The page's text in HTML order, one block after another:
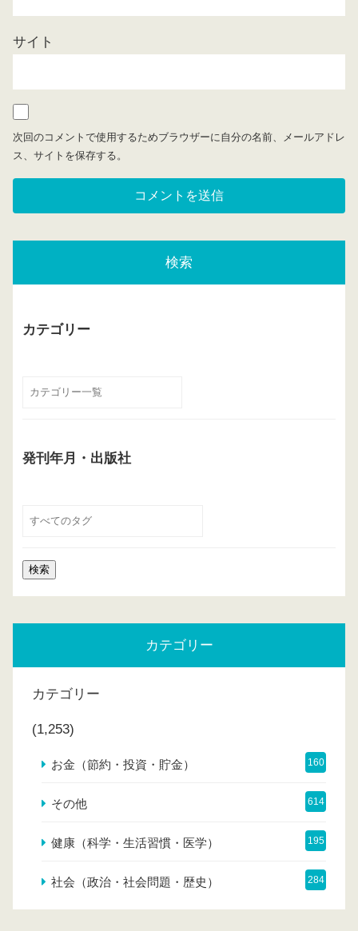
サイト
次回のコメントで使用するためブラウザーに自分の名前、メールアドレ
ス、サイトを保存する。
検索
カテゴリー
発刊年月・出版社
カテゴリー
カテゴリー
(1,253)
お金（節約・投資・貯金） 160
その他 614
健康（科学・生活習慣・医学） 195
社会（政治・社会問題・歴史） 284